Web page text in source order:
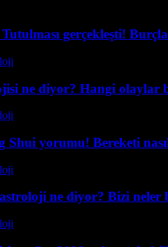
gerçekleşti!
ne diyor? Hangi olaylar
Shui yorumu! Bereketi
ne diyor? Bizi neler